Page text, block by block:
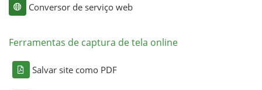
Conversor de serviço web
Ferramentas de captura de tela online
Salvar site como PDF